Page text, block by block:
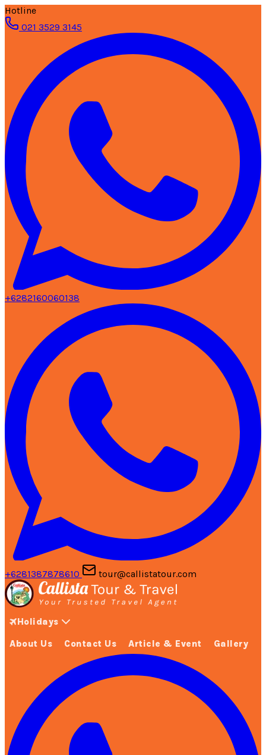
Hotline
021 3529 3145
+6282160060138
+6281387878610 tour@callistatour.com
Holidays
About Us Contact Us Article & Event Gallery